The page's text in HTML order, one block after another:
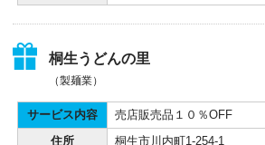
桐生うどんの里
（製麺業）
サービス内容 売店販売品１０％OFF
住所 桐生市川内町1-254-1